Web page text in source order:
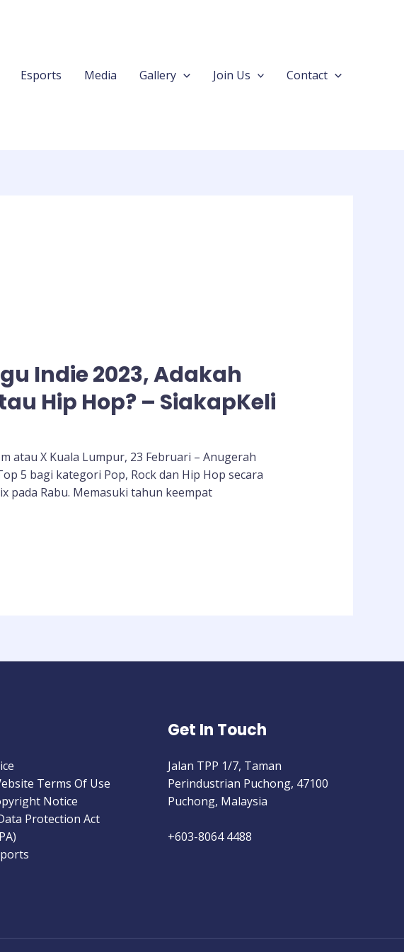
Esports Media Gallery Join Us Contact
Indie 2023, Adakah
Hip Hop? – SiakapKeli
atau X Kuala Lumpur, 23 Februari – Anugerah
5 bagi kategori Pop, Rock dan Hip Hop secara
pada Rabu. Memasuki tahun keempat
Terms Of Use
Notice
Protection Act
Get In Touch
Jalan TPP 1/7, Taman
Perindustrian Puchong, 47100
Puchong, Malaysia
+603-8064 4488